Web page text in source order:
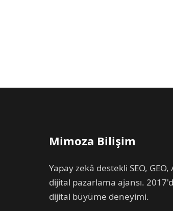
Mimoza Bilişim
Yapay zekâ destekli SEO, GEO,
dijital pazarlama ajansı.
dijital büyüme deneyimi.